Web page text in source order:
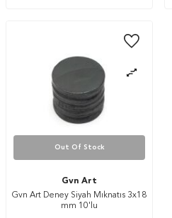
Out Of Stock
Gvn Art
Gvn Art Deney Siyah Mıknatıs 3x18
mm 10'lu